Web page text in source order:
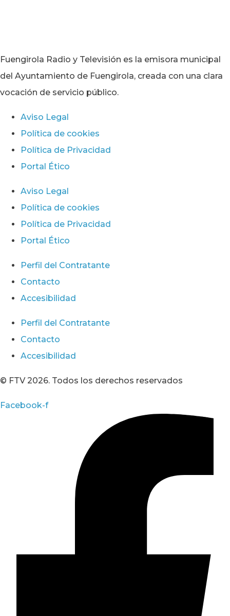
Fuengirola Radio y Televisión es la emisora municipal
del Ayuntamiento de Fuengirola, creada con una clara
vocación de servicio público.
Aviso Legal
Política de cookies
Política de Privacidad
Portal Ético
Aviso Legal
Política de cookies
Política de Privacidad
Portal Ético
Perfil del Contratante
Contacto
Accesibilidad
Perfil del Contratante
Contacto
Accesibilidad
© FTV 2026. Todos los derechos reservados
Facebook-f